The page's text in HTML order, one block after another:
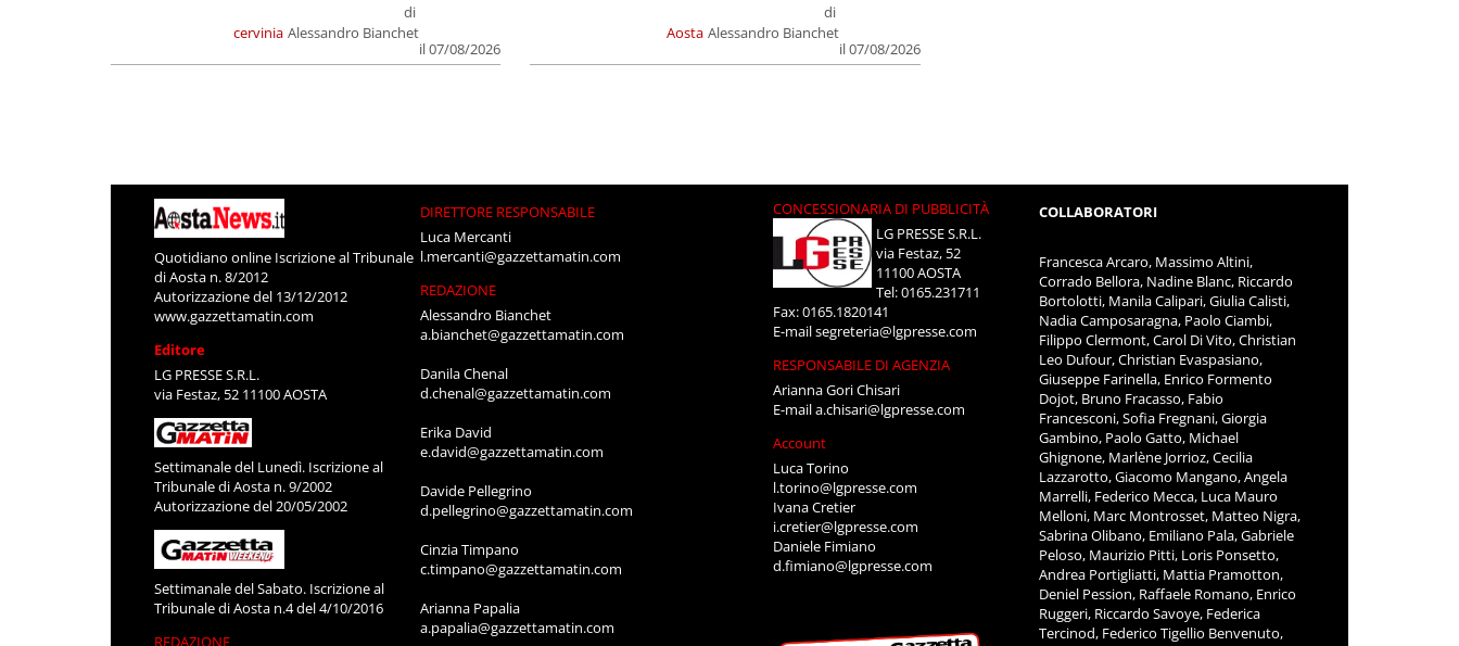
cervinia
di
Alessandro Bianchet
il 07/08/2026
Aosta
di
Alessandro Bianchet
il 07/08/2026
Quotidiano online Iscrizione al Tribunale
di Aosta n. 8/2012
Autorizzazione del 13/12/2012
www.gazzettamatin.com
Editore
LG PRESSE S.R.L.
via Festaz, 52 11100 AOSTA
Settimanale del Lunedì. Iscrizione al
Tribunale di Aosta n. 9/2002
Autorizzazione del 20/05/2002
Settimanale del Sabato. Iscrizione al
Tribunale di Aosta n.4 del 4/10/2016
REDAZIONE
DIRETTORE RESPONSABILE
Luca Mercanti
l.mercanti@gazzettamatin.com
REDAZIONE
Alessandro Bianchet
a.bianchet@gazzettamatin.com
Danila Chenal
d.chenal@gazzettamatin.com
Erika David
e.david@gazzettamatin.com
Davide Pellegrino
d.pellegrino@gazzettamatin.com
Cinzia Timpano
c.timpano@gazzettamatin.com
Arianna Papalia
a.papalia@gazzettamatin.com
CONCESSIONARIA DI PUBBLICITÀ
LG PRESSE S.R.L.
via Festaz, 52
11100 AOSTA
Tel: 0165.231711
Fax: 0165.1820141
E-mailsegreteria@lgpresse.com
RESPONSABILE DI AGENZIA
Arianna Gori Chisari
E-maila.chisari@lgpresse.com
Account
Luca Torino
l.torino@lgpresse.com
Ivana Cretier
i.cretier@lgpresse.com
Daniele Fimiano
d.fimiano@lgpresse.com
COLLABORATORI
Francesca Arcaro, Massimo Altini,
Corrado Bellora, Nadine Blanc, Riccardo
Bortolotti, Manila Calipari, Giulia Calisti,
Nadia Camposaragna, Paolo Ciambi,
Filippo Clermont, Carol Di Vito, Christian
Leo Dufour, Christian Evaspasiano,
Giuseppe Farinella, Enrico Formento
Dojot, Bruno Fracasso, Fabio
Francesconi, Sofia Fregnani, Giorgia
Gambino, Paolo Gatto, Michael
Ghignone, Marlène Jorrioz, Cecilia
Lazzarotto, Giacomo Mangano, Angela
Marrelli, Federico Mecca, Luca Mauro
Melloni, Marc Montrosset, Matteo Nigra,
Sabrina Olibano, Emiliano Pala, Gabriele
Peloso, Maurizio Pitti, Loris Ponsetto,
Andrea Portigliatti, Mattia Pramotton,
Deniel Pession, Raffaele Romano, Enrico
Ruggeri, Riccardo Savoye, Federica
Tercinod, Federico Tigellio Benvenuto,